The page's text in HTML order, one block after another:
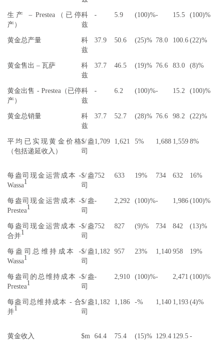
生产 – Prestea（已停
产）
科
兹
- 5.9 (100)%- 15.5 (100)%
黄金总产量
科
兹
37.9 50.6 (25)% 78.0 100.6 (22)%
黄金售出 – 瓦萨
科
兹
37.7 46.5 (19)% 76.6 83.0 (8)%
黄金出售 - Prestea（已停
产）
科
兹
- 6.2 (100)%- 15.2 (100)%
黄金总销量
科
兹
37.7 52.7 (28)% 76.6 98.2 (22)%
平均已实现黄金价格
（包括递延收入）
$/盎
司
1,709 1,621 5% 1,688 1,559 8%
每盎司现金运营成本 -
Wassa1
$/盎
司
752 633 19% 734 632 16%
每盎司现金运营成本 -
Prestea1
$/盎
司
- 2,292 (100)%- 1,986 (100)%
每盎司现金运营成本 -
合并1
$/盎
司
752 827 (9)% 734 842 (13)%
每盎司总维持成本 -
Wassa1
$/盎
司
1,182 957 23% 1,140 958 19%
每盎司的总维持成本 -
Prestea1
$/盎
司
- 2,910 (100)%- 2,471 (100)%
每盎司总维持成本 - 合
并1
$/盎
司
1,182 1,186 -% 1,140 1,193 (4)%
黄金收入 $m 64.4 75.4 (15)% 129.4 129.5 -